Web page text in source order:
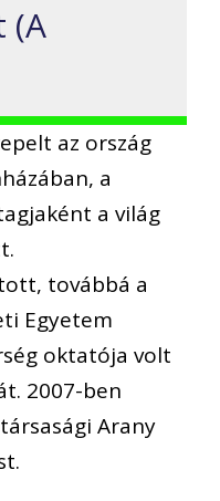
(A
az ország
a
a világ
továbbá a
Egyetem
oktatója volt
2007-ben
Arany